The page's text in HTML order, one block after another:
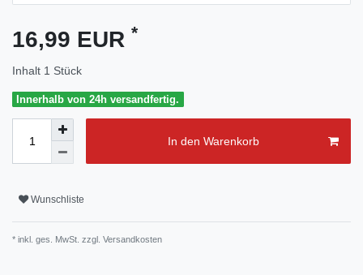
16,99 EUR *
Inhalt 1 Stück
Innerhalb von 24h versandfertig.
In den Warenkorb
Wunschliste
* inkl. ges. MwSt. zzgl. Versandkosten